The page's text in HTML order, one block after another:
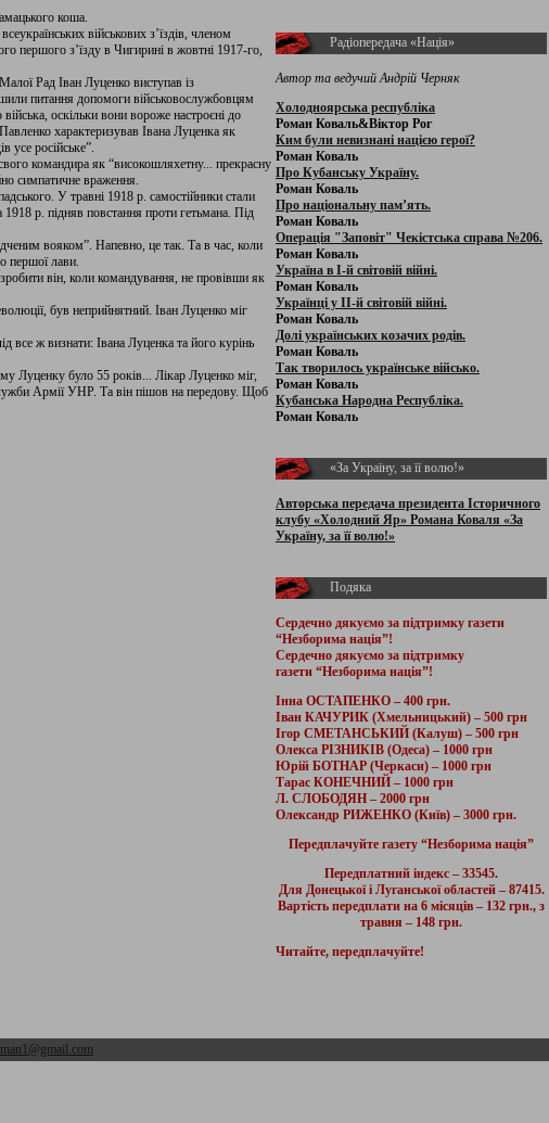
коша.
військових з’їздів, членом
першого з’їзду в Чигирині в жовтні 1917-го,
Рад Іван Луценко виступав із
питання допомоги військовослужбовцям
оскільки вони вороже настроєні до
характеризував Івана Луценка як
усе російське”.
командира як “високошляхетну... прекрасну
симпатичне враження.
У травні 1918 р. самостійники стали
р. підняв повстання проти гетьмана. Під
вояком”. Напевно, це так. Та в час, коли
першої лави.
він, коли командування, не провівши як
був неприйнятний. Іван Луценко міг
все ж визнати: Івана Луценка та його курінь
Луценку було 55 років... Лікар Луценко міг,
Армії УНР. Та він пішов на передову. Щоб
Радіопередача «Нація»
Автор та ведучий Андрій Черняк
Холодноярська республіка
Роман Коваль&Віктор Рог
Ким були невизнані нацією герої?
Роман Коваль
Про Кубанську Україну.
Роман Коваль
Про національну пам’ять.
Роман Коваль
Операція "Заповіт" Чекістська справа №206.
Роман Коваль
Україна в І-й світовій війні.
Роман Коваль
Українці у ІІ-й світовій війні.
Роман Коваль
Долі українських козачих родів.
Роман Коваль
Так творилось українське військо.
Роман Коваль
Кубанська Народна Республіка.
Роман Коваль
«За Україну, за її волю!»
Авторська передача президента Історичного
клубу «Холодний Яр» Романа Коваля «За
Україну, за її волю!»
Подяка
Сердечно дякуємо за підтримку газети
“Незборима нація”!
Сердечно дякуємо за підтримку
газети “Незборима нація”!
Інна ОСТАПЕНКО – 400 грн.
Іван КАЧУРИК (Хмельницький) – 500 грн
Ігор СМЕТАНСЬКИЙ (Калуш) – 500 грн
Олекса РІЗНИКІВ (Одеса) – 1000 грн
Юрій БОТНАР (Черкаси) – 1000 грн
Тарас КОНЕЧНИЙ – 1000 грн
Л. СЛОБОДЯН – 2000 грн
Олександр РИЖЕНКО (Київ) – 3000 грн.
Передплачуйте газету “Незборима нація”
Передплатний індекс – 33545.
Для Донецької і Луганської областей – 87415.
Вартість передплати на 6 місяців – 132 грн., з
травня – 148 грн.
Читайте, передплачуйте!